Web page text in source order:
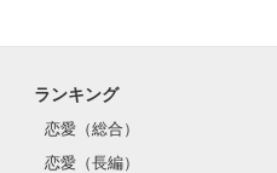
ランキング
恋愛（総合）
恋愛（長編）